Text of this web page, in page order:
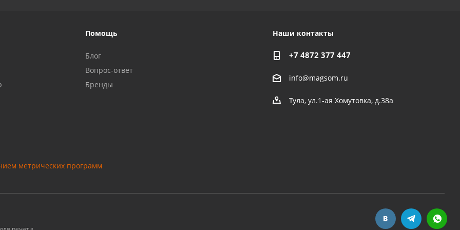
Помощь
Блог
Вопрос-ответ
Бренды
Наши контакты
+7 4872 377 447
info@magsom.ru
Тула, ул.1-ая Хомутовка, д.38а
метрических программ